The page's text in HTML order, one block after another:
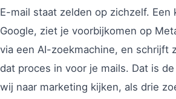
E-mail staat zelden op zichzelf. Een
Google, ziet je voorbijkomen op
via een AI-zoekmachine, en schrijft
dat proces in voor je mails. Dat is
wij naar marketing kijken, als drie